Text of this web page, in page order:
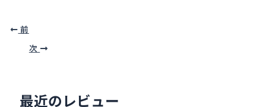
前
次
最近のレビュー